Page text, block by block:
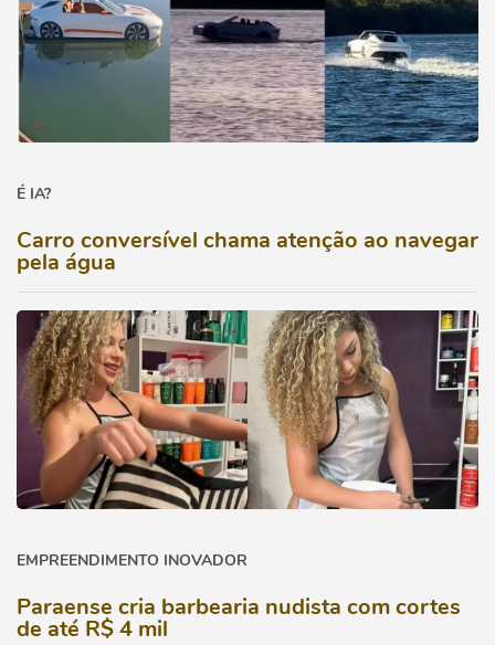
É IA?
Carro conversível chama atenção ao navegar
pela água
EMPREENDIMENTO INOVADOR
Paraense cria barbearia nudista com cortes
de até R$ 4 mil